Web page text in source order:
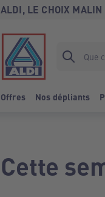
ALDI, LE CHOIX MALIN
Offres Nos dépliants
Cette